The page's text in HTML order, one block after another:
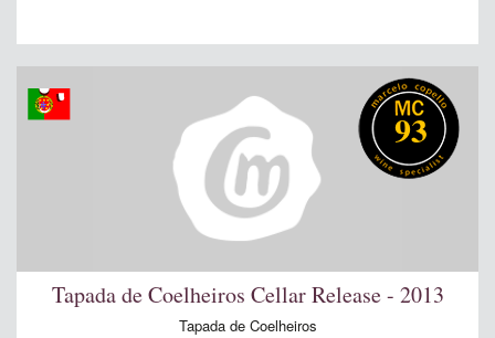
93
Tapada de Coelheiros Cellar Release - 2013
Tapada de Coelheiros